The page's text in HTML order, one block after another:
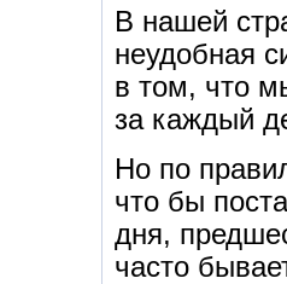
В нашей
неудобная
в том, что
за каждый
Но по
что бы
дня,
часто